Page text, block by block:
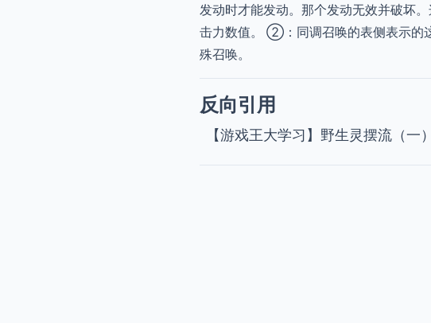
发动时才能发动。那个发动无效并破坏
击力数值。 ②：同调召唤的表侧表示的
殊召唤。
反向引用
【游戏王大学习】野生灵摆流（